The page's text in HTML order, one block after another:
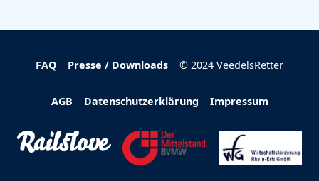
FAQ Presse / Downloads © 2024 VeedelsRetter
AGB Datenschutzerklärung Impressum